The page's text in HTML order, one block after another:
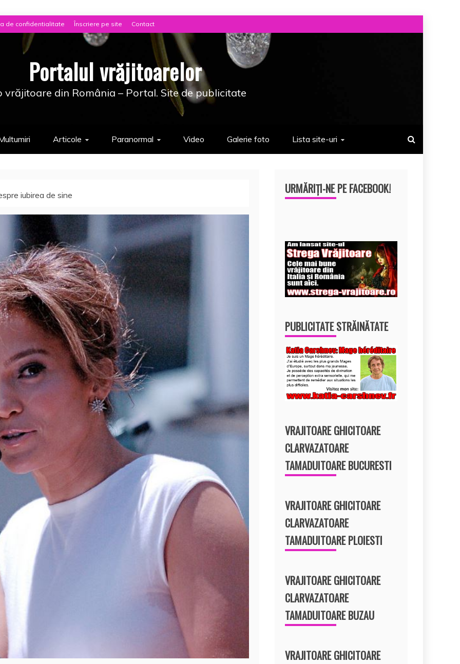
de confidentialitate Înscriere pe site Contact
Portalul vrăjitoarelor
vrăjitoare din România – Portal. Site de publicitate
Articole Paranormal Video Galerie foto Lista site-uri
iubirea de sine URMĂRIȚI-NE PE FACEBOOK!
PUBLICITATE STRĂINĂTATE
VRAJITOARE GHICITOARE
CLARVAZATOARE
TAMADUITOARE BUCURESTI
VRAJITOARE GHICITOARE
CLARVAZATOARE
TAMADUITOARE PLOIESTI
VRAJITOARE GHICITOARE
CLARVAZATOARE
TAMADUITOARE BUZAU
VRAJITOARE GHICITOARE